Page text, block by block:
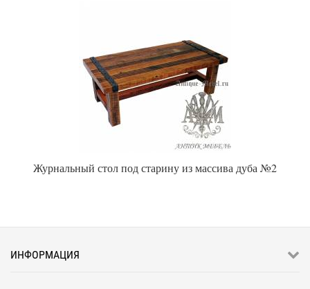
Журнальный стол под старину из массива дуба №2
ИНФОРМАЦИЯ